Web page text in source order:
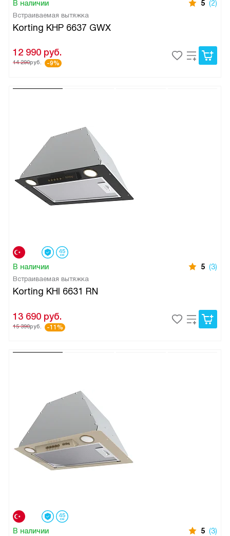
В наличии 5 (2)
Встраиваемая вытяжка
Korting KHP 6637 GWX
12 990 руб.
14 290руб. -9%
В наличии 5 (3)
Встраиваемая вытяжка
Korting KHI 6631 RN
13 690 руб.
15 390руб. -11%
В наличии 5 (3)